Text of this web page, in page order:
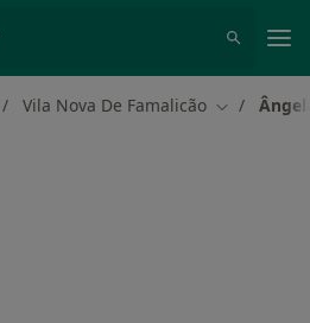
Vila Nova De Famalicão Mudar de